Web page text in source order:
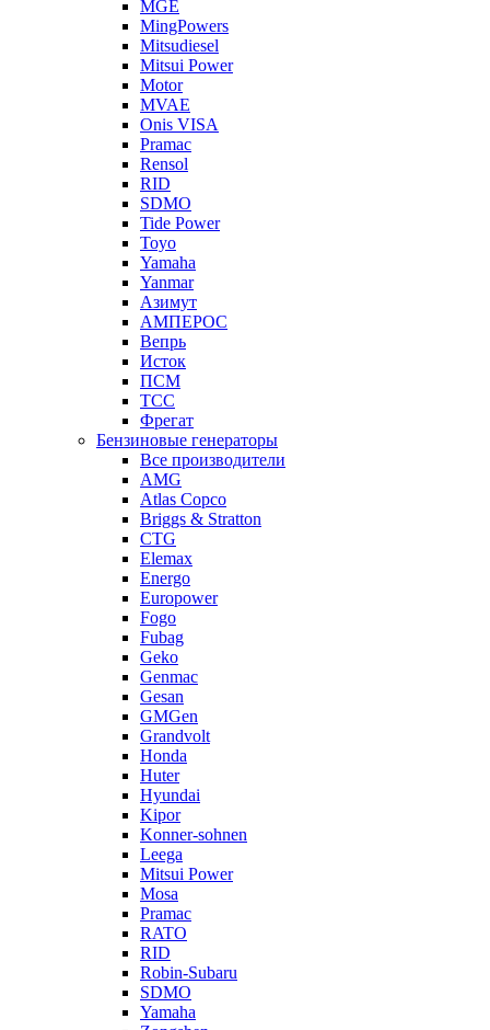
MGE
MingPowers
Mitsudiesel
Mitsui Power
Motor
MVAE
Onis VISA
Pramac
Rensol
RID
SDMO
Tide Power
Toyo
Yamaha
Yanmar
Азимут
АМПЕРОС
Вепрь
Исток
ПСМ
ТСС
Фрегат
Бензиновые генераторы
Все производители
AMG
Atlas Copco
Briggs & Stratton
CTG
Elemax
Energo
Europower
Fogo
Fubag
Geko
Genmac
Gesan
GMGen
Grandvolt
Honda
Huter
Hyundai
Kipor
Konner-sohnen
Leega
Mitsui Power
Mosa
Pramac
RATO
RID
Robin-Subaru
SDMO
Yamaha